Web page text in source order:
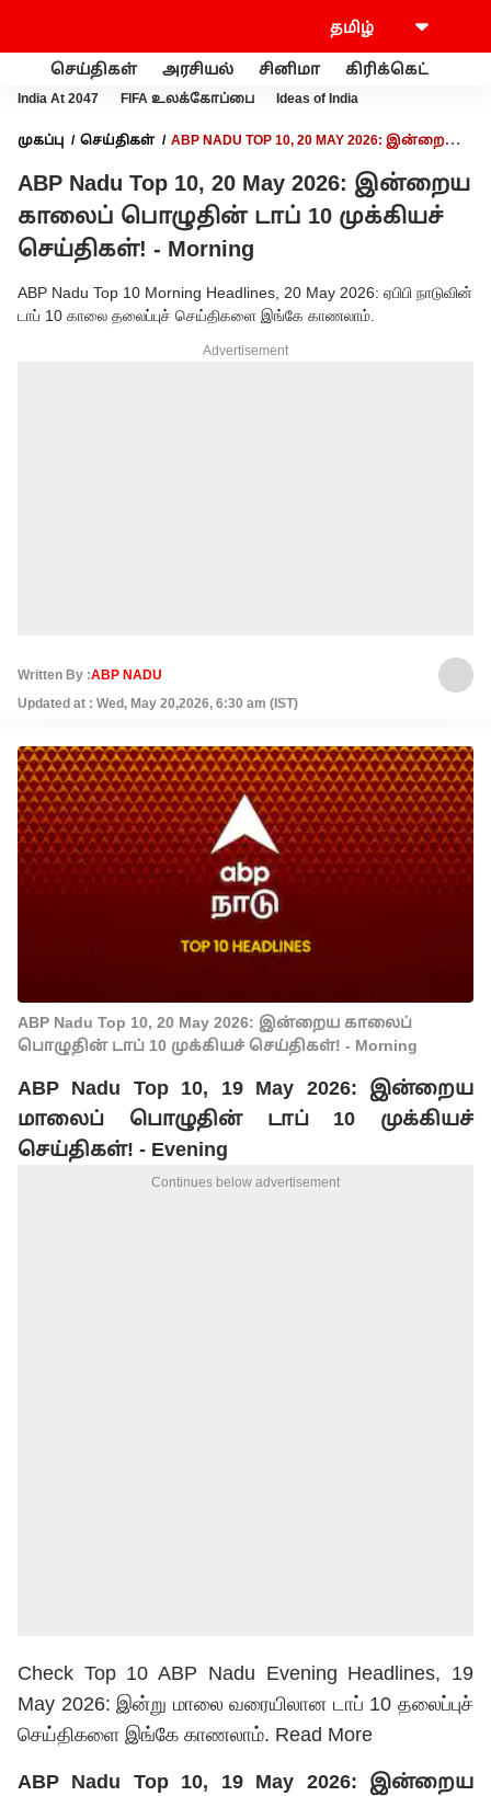
செய்திகள் அரசியல் சினிமா கிரிக்கெட்
India At 2047 FIFA உலக்கோப்பை Ideas of India
முகப்பு செய்திகள்
ABP NADU TOP 10, 20 MAY 2026: இன்றைய
ABP Nadu Top 10, 20 May 2026: இன்றைய
காலைப் பொழுதின் டாப் 10 முக்கியச்
செய்திகள்! - Morning
ABP Nadu Top 10 Morning Headlines, 20 May 2026: ஏபிபி நாடுவின்
டாப் 10 காலை தலைப்புச் செய்திகளை இங்கே காணலாம்.
Advertisement
Written By :ABP NADU
Updated at : Wed, May 20,2026, 6:30 am (IST)
ABP Nadu Top 10, 20 May 2026: இன்றைய காலைப்
பொழுதின் டாப் 10 முக்கியச் செய்திகள்! - Morning
ABP Nadu Top 10, 19 May 2026: இன்றைய
மாலைப் பொழுதின் டாப் 10 முக்கியச்
செய்திகள்! - Evening
Continues below advertisement
Check Top 10 ABP Nadu Evening Headlines, 19
May 2026: இன்று மாலை வரையிலான டாப் 10 தலைப்புச்
செய்திகளை இங்கே காணலாம். Read More
ABP Nadu Top 10, 19 May 2026: இன்றைய